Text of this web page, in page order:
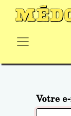
Votre